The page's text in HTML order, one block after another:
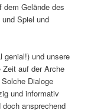
dem Gelände des
Spiel und
genial!) und unsere
Zeit auf der Arche
Dialoge
und informativ
ansprechend